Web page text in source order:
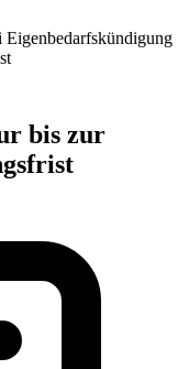
bis zur